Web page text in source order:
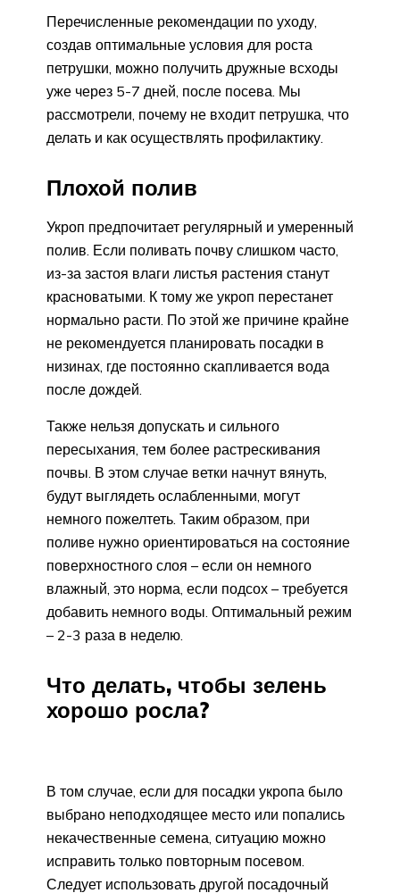
Перечисленные рекомендации по уходу,
создав оптимальные условия для роста
петрушки, можно получить дружные всходы
уже через 5-7 дней, после посева. Мы
рассмотрели, почему не входит петрушка, что
делать и как осуществлять профилактику.
Плохой полив
Укроп предпочитает регулярный и умеренный
полив. Если поливать почву слишком часто,
из-за застоя влаги листья растения станут
красноватыми. К тому же укроп перестанет
нормально расти. По этой же причине крайне
не рекомендуется планировать посадки в
низинах, где постоянно скапливается вода
после дождей.
Также нельзя допускать и сильного
пересыхания, тем более растрескивания
почвы. В этом случае ветки начнут вянуть,
будут выглядеть ослабленными, могут
немного пожелтеть. Таким образом, при
поливе нужно ориентироваться на состояние
поверхностного слоя – если он немного
влажный, это норма, если подсох – требуется
добавить немного воды. Оптимальный режим
– 2-3 раза в неделю.
Что делать, чтобы зелень
хорошо росла?
В том случае, если для посадки укропа было
выбрано неподходящее место или попались
некачественные семена, ситуацию можно
исправить только повторным посевом.
Следует использовать другой посадочный